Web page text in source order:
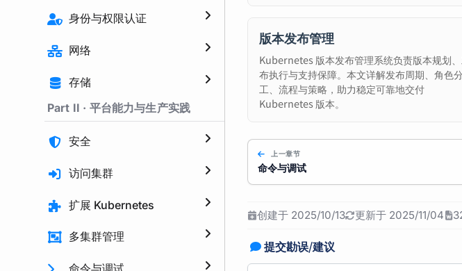
身份与权限认证
网络
存储
Part II · 平台能力与生产实践
安全
访问集群
扩展 Kubernetes
多集群管理
命令与调试
版本发布管理
Kubernetes 版本发布管理系统负责版本规划
布执行与支持保障。本文详解发布周期、角色分
工、流程与策略，助力稳定可靠地交付
Kubernetes 版本。
上一章节
命令与调试
创建于 2025/10/13 更新于 2025/11/04
提交勘误/建议